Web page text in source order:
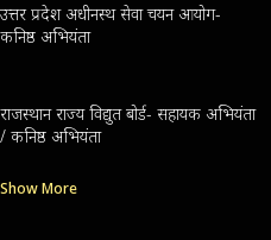
उत्तर प्रदेश अधीनस्थ सेवा चयन आयोग-
कनिष्ठ अभियंता
राजस्थान राज्य विद्युत बोर्ड- सहायक अभियंता
/ कनिष्ठ अभियंता
Show More